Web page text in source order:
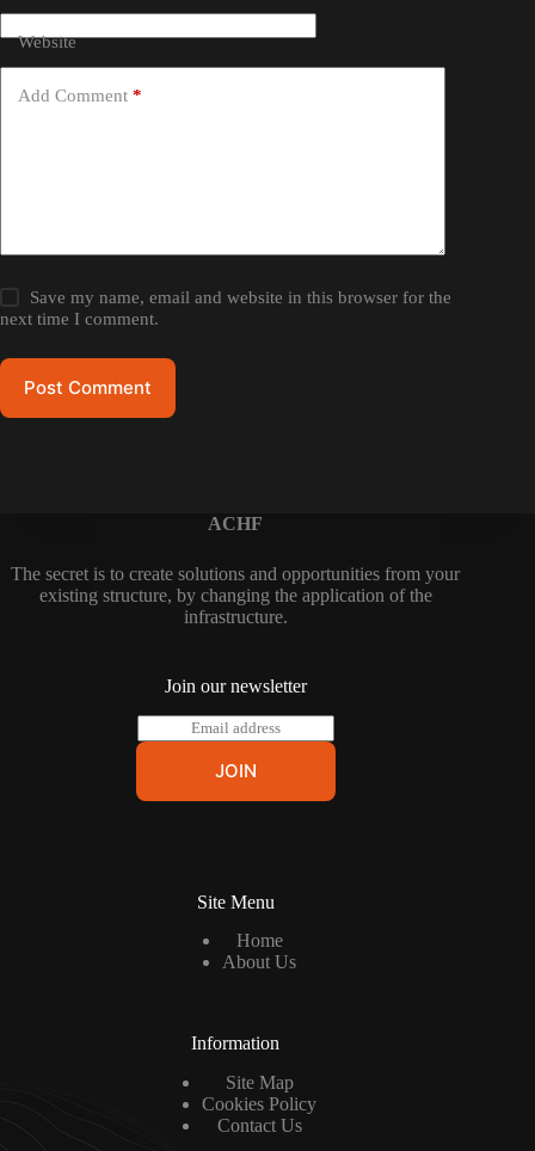
Website
Add Comment *
Save my name, email and website in this browser for the
next time I comment.
Post Comment
ACHF
The secret is to create solutions and opportunities from your
existing structure, by changing the application of the
infrastructure.
Join our newsletter
m
l
JOIN
Site Menu
Home
About Us
Information
Site Map
Cookies Policy
Contact Us